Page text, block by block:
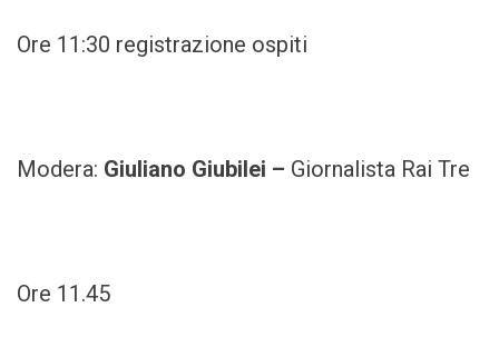
Ore 11:30 registrazione ospiti
Modera: Giuliano Giubilei – Giornalista Rai Tre
Ore 11.45